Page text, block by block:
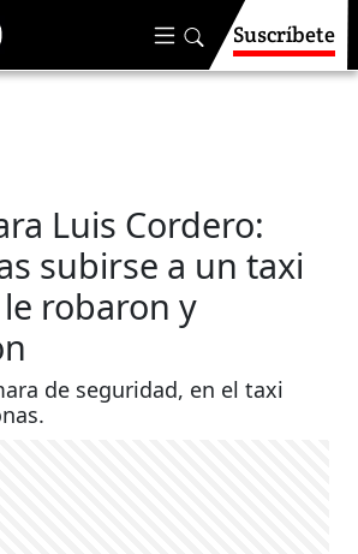
Suscríbete
Luis Cordero:
subirse a un taxi
robaron y
de seguridad, en el taxi